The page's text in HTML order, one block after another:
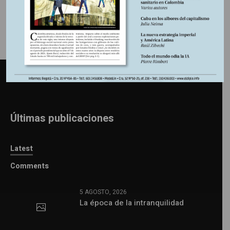
Últimas publicaciones
Latest
Comments
5 AGOSTO, 2026
La época de la intranquilidad